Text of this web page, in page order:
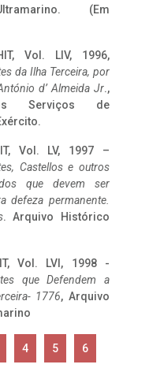
(Em
Vol. LIV, 1996,
da Ilha Terceira, por
d’ Almeida Jr.,
Serviços de
Vol. LV, 1997 –
Castellos e outros
que devem ser
defeza permanente.
. Arquivo Histórico
Vol. LVI, 1998 -
que Defendem a
1776, Arquivo
4 5 6